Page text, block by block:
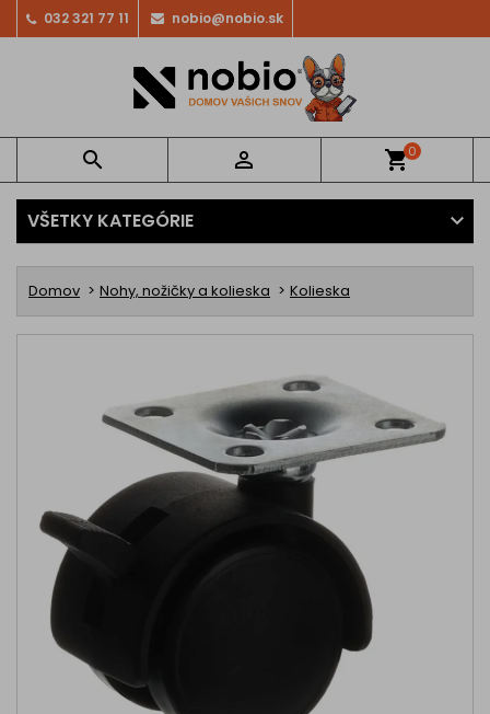
032 321 77 11 nobio@nobio.sk
  shopping_cart0
VŠETKY KATEGÓRIE
Domov Nohy, nožičky a kolieska Kolieska